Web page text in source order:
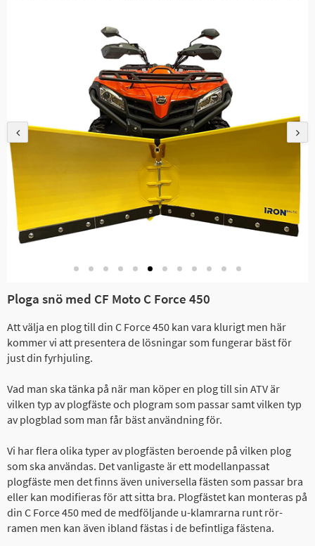
Ploga snö med CF Moto C Force 450
Att välja en plog till din C Force 450 kan vara klurigt men här
kommer vi att presentera de lösningar som fungerar bäst för
just din fyrhjuling.
Vad man ska tänka på när man köper en plog till sin ATV är
vilken typ av plogfäste och plogram som passar samt vilken typ
av plogblad som man får bäst användning för.
Vi har flera olika typer av plogfästen beroende på vilken plog
som ska användas. Det vanligaste är ett modellanpassat
plogfäste men det finns även universella fästen som passar bra
eller kan modifieras för att sitta bra. Plogfästet kan monteras på
din C Force 450 med de medföljande u-klamrarna runt rör-
ramen men kan även ibland fästas i de befintliga fästena.